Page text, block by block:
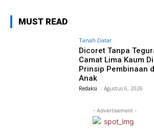
MUST READ
Tanah Datar
Dicoret Tanpa
Camat Lima Kaum
Prinsip Pembinaan
Anak
Redaksi - Agustus 6, 2026
- Advertisement -